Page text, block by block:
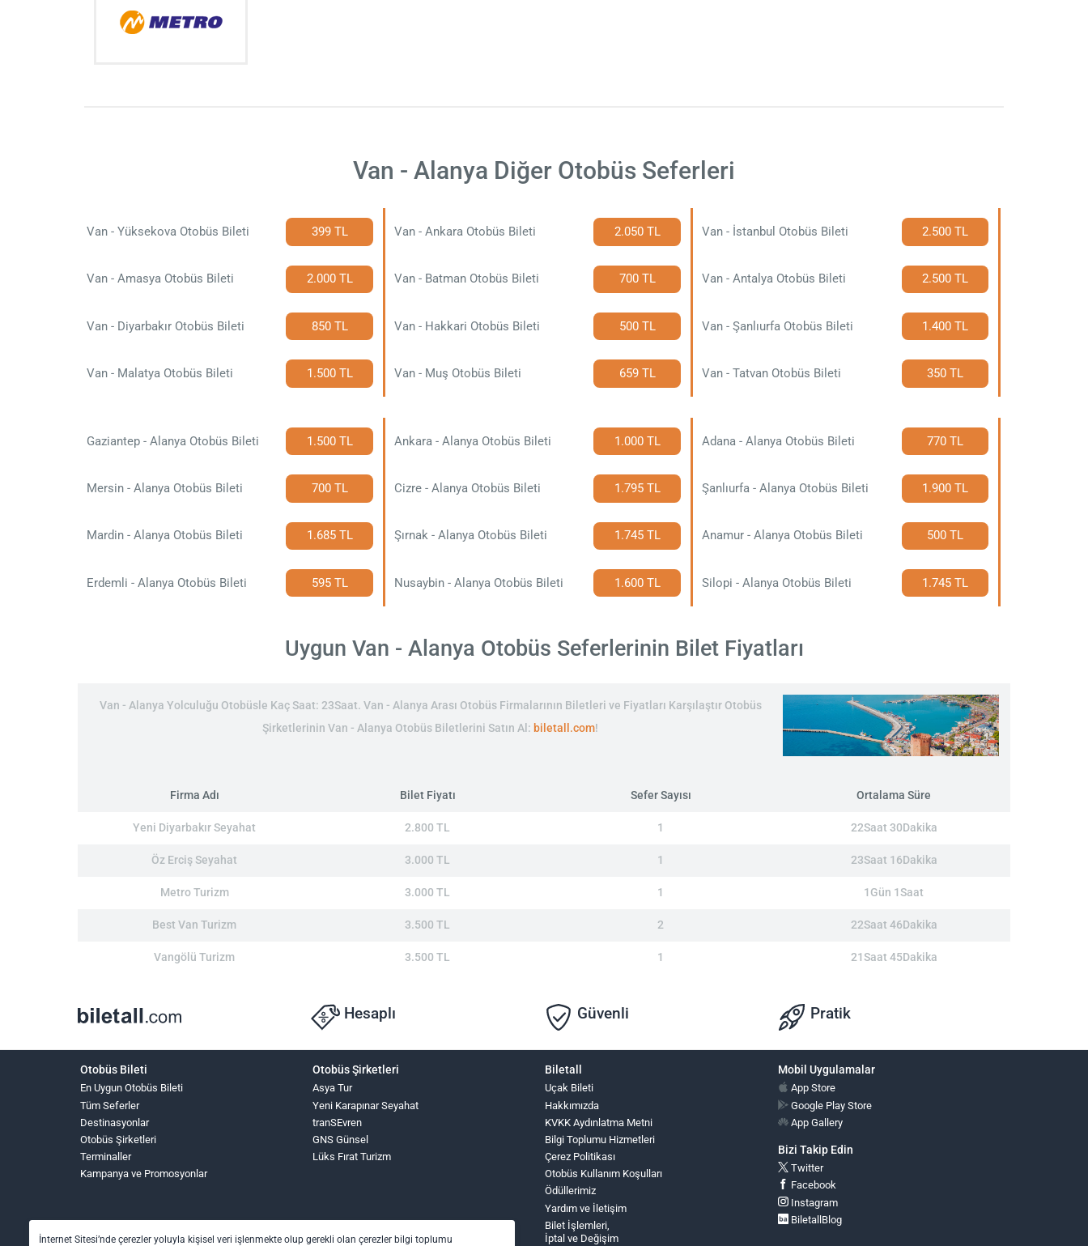
Van - Alanya Diğer Otobüs Seferleri
Van - Yüksekova Otobüs Bileti 399 TL Van - Ankara Otobüs Bileti 2.050 TL Van - İstanbul Otobüs Bileti 2.500 TL
Van - Amasya Otobüs Bileti 2.000 TL Van - Batman Otobüs Bileti 700 TL Van - Antalya Otobüs Bileti 2.500 TL
Van - Diyarbakır Otobüs Bileti 850 TL Van - Hakkari Otobüs Bileti 500 TL Van - Şanlıurfa Otobüs Bileti 1.400 TL
Van - Malatya Otobüs Bileti 1.500 TL Van - Muş Otobüs Bileti 659 TL Van - Tatvan Otobüs Bileti 350 TL
Gaziantep - Alanya Otobüs Bileti 1.500 TL Ankara - Alanya Otobüs Bileti 1.000 TL Adana - Alanya Otobüs Bileti 770 TL
Mersin - Alanya Otobüs Bileti 700 TL Cizre - Alanya Otobüs Bileti 1.795 TL Şanlıurfa - Alanya Otobüs Bileti 1.900 TL
Mardin - Alanya Otobüs Bileti 1.685 TL Şırnak - Alanya Otobüs Bileti 1.745 TL Anamur - Alanya Otobüs Bileti 500 TL
Erdemli - Alanya Otobüs Bileti 595 TL Nusaybin - Alanya Otobüs Bileti 1.600 TL Silopi - Alanya Otobüs Bileti 1.745 TL
Uygun Van - Alanya Otobüs Seferlerinin Bilet Fiyatları
Van - Alanya Yolculuğu Otobüsle Kaç Saat: 23Saat. Van - Alanya Arası Otobüs Firmalarının Biletleri ve Fiyatları Karşılaştır Otobüs
Şirketlerinin Van - Alanya Otobüs Biletlerini Satın Al: biletall.com!
Firma Adı Bilet Fiyatı Sefer Sayısı Ortalama Süre
Yeni Diyarbakır Seyahat 2.800 TL 1 22Saat 30Dakika
Öz Erciş Seyahat 3.000 TL 1 23Saat 16Dakika
Metro Turizm 3.000 TL 1 1Gün 1Saat
Best Van Turizm 3.500 TL 2 22Saat 46Dakika
Vangölü Turizm 3.500 TL 1 21Saat 45Dakika
Hesaplı Güvenli Pratik
Otobüs Bileti
En Uygun Otobüs Bileti
Tüm Seferler
Destinasyonlar
Otobüs Şirketleri
Terminaller
Kampanya ve Promosyonlar
Otobüs Şirketleri
Asya Tur
Yeni Karapınar Seyahat
tranSEvren
GNS Günsel
Lüks Fırat Turizm
Biletall
Uçak Bileti
Hakkımızda
KVKK Aydınlatma Metni
Bilgi Toplumu Hizmetleri
Çerez Politikası
Otobüs Kullanım Koşulları
Ödüllerimiz
Yardım ve İletişim
Bilet İşlemleri,
İptal ve Değişim
Mobil Uygulamalar
App Store
Google Play Store
App Gallery
Bizi Takip Edin
Twitter
Facebook
Instagram
BiletallBlog
İnternet Sitesi’nde çerezler yoluyla kişisel veri işlenmekte olup gerekli olan çerezler bilgi toplumu